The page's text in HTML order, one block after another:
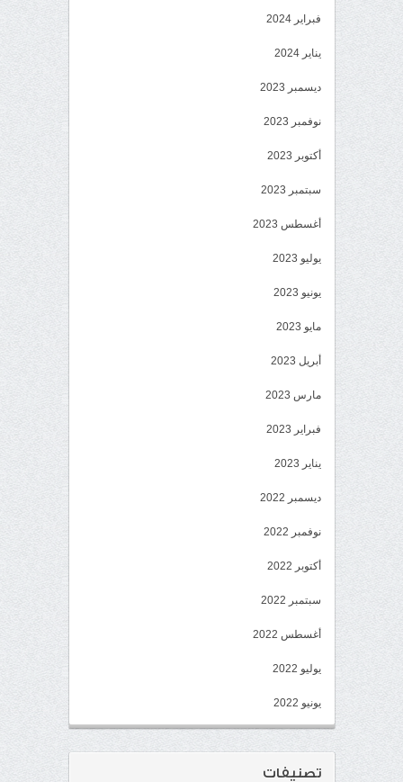
فبراير 2024
يناير 2024
ديسمبر 2023
نوفمبر 2023
أكتوبر 2023
سبتمبر 2023
أغسطس 2023
يوليو 2023
يونيو 2023
مايو 2023
أبريل 2023
مارس 2023
فبراير 2023
يناير 2023
ديسمبر 2022
نوفمبر 2022
أكتوبر 2022
سبتمبر 2022
أغسطس 2022
يوليو 2022
يونيو 2022
تصنيفات